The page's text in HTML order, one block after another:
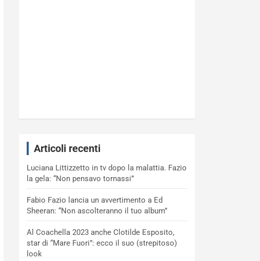
Articoli recenti
Luciana Littizzetto in tv dopo la malattia. Fazio
la gela: “Non pensavo tornassi”
Fabio Fazio lancia un avvertimento a Ed
Sheeran: “Non ascolteranno il tuo album”
Al Coachella 2023 anche Clotilde Esposito,
star di “Mare Fuori”: ecco il suo (strepitoso)
look